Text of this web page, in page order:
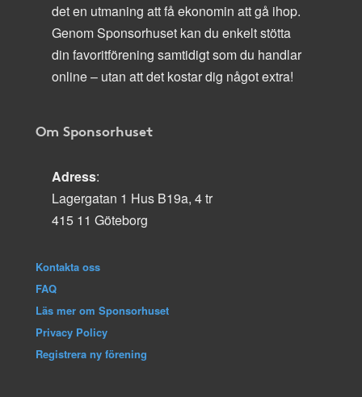
det en utmaning att få ekonomin att gå ihop.
Genom Sponsorhuset kan du enkelt stötta
din favoritförening samtidigt som du handlar
online – utan att det kostar dig något extra!
Om Sponsorhuset
Adress:
Lagergatan 1 Hus B19a, 4 tr
415 11 Göteborg
Kontakta oss
FAQ
Läs mer om Sponsorhuset
Privacy Policy
Registrera ny förening